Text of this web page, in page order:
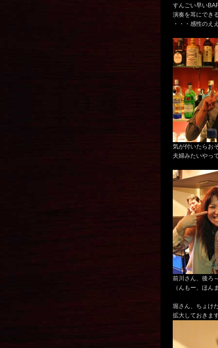
すんごい早い
演奏を耳にでき
・・・感性のえ
気が付いたらお
夫婦みたいやっ
前川さん、後ろ
（んもー、ほん
堀さん、ちょけ
拡大しておきま